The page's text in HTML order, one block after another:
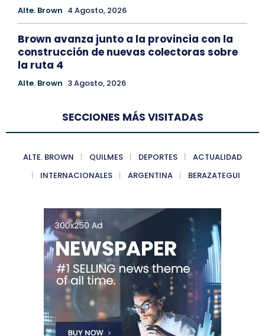
Alte. Brown 4 Agosto, 2026
Brown avanza junto a la provincia con la
construcción de nuevas colectoras sobre
la ruta 4
Alte. Brown 3 Agosto, 2026
SECCIONES MÁS VISITADAS
ALTE. BROWN QUILMES DEPORTES
ACTUALIDAD
INTERNACIONALES
ARGENTINA BERAZATEGUI